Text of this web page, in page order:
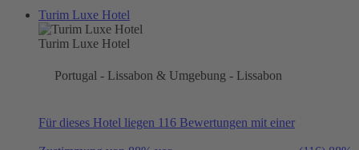
Turim Luxe Hotel
Turim Luxe Hotel
Portugal - Lissabon & Umgebung - Lissabon
Für dieses Hotel liegen 116 Bewertungen mit einer